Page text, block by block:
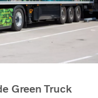
Green Truck